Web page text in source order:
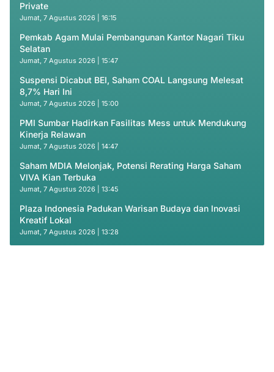
Private
Jumat, 7 Agustus 2026 | 16:15
Pemkab Agam Mulai Pembangunan Kantor Nagari Tiku
Selatan
Jumat, 7 Agustus 2026 | 15:47
Suspensi Dicabut BEI, Saham COAL Langsung Melesat
8,7% Hari Ini
Jumat, 7 Agustus 2026 | 15:00
PMI Sumbar Hadirkan Fasilitas Mess untuk Mendukung
Kinerja Relawan
Jumat, 7 Agustus 2026 | 14:47
Saham MDIA Melonjak, Potensi Rerating Harga Saham
VIVA Kian Terbuka
Jumat, 7 Agustus 2026 | 13:45
Plaza Indonesia Padukan Warisan Budaya dan Inovasi
Kreatif Lokal
Jumat, 7 Agustus 2026 | 13:28